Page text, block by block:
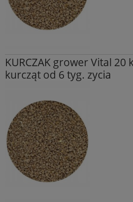
KURCZAK grower Vital 20
kurcząt od 6 tyg. zycia